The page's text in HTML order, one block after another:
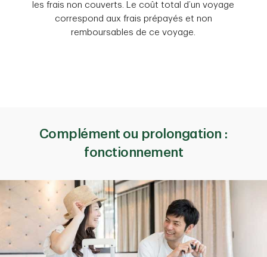
les frais non couverts. Le coût total d’un voyage
correspond aux frais prépayés et non
remboursables de ce voyage.
Complément ou prolongation :
fonctionnement